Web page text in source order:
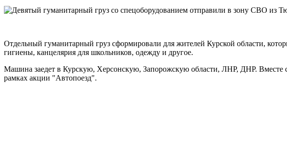
Отдельный гуманитарный груз сформировали для жителей Курской области,
гигиены, канцелярия для школьников, одежду и другое.
Машина заедет в Курскую, Херсонскую, Запорожскую области, ЛНР, ДНР. Вместе
рамках акции "Автопоезд".